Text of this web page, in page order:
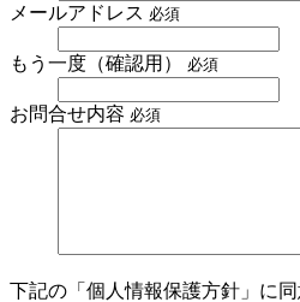
メールアドレス 必須
もう一度（確認用） 必須
お問合せ内容 必須
下記の「個人情報保護方針」に